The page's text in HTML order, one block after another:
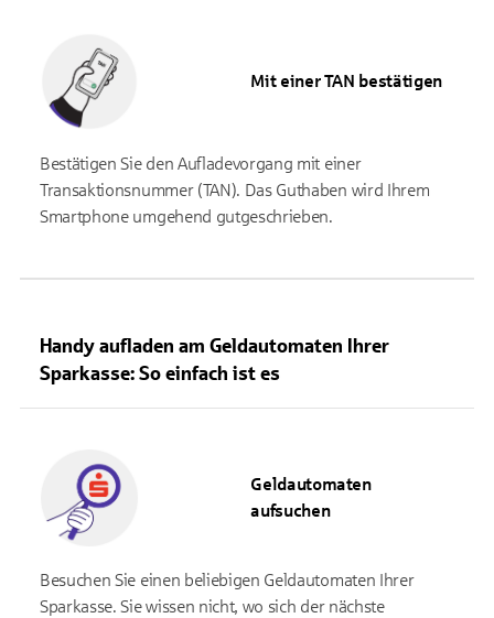
Mit einer TAN bestätigen
Bestätigen Sie den Aufladevorgang mit einer
Transaktionsnummer (TAN). Das Guthaben wird Ihrem
Smartphone umgehend gutgeschrieben.
Handy aufladen am Geldautomaten Ihrer
Sparkasse: So einfach ist es
Geldautomaten
aufsuchen
Besuchen Sie einen beliebigen Geldautomaten Ihrer
Sparkasse. Sie wissen nicht, wo sich der nächste